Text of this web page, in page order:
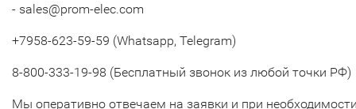
- sales@prom-elec.com
+7958-623-59-59 (Whatsapp, Telegram)
8-800-333-19-98 (Бесплатный звонок из любой точки РФ)
Мы оперативно отвечаем на заявки и при